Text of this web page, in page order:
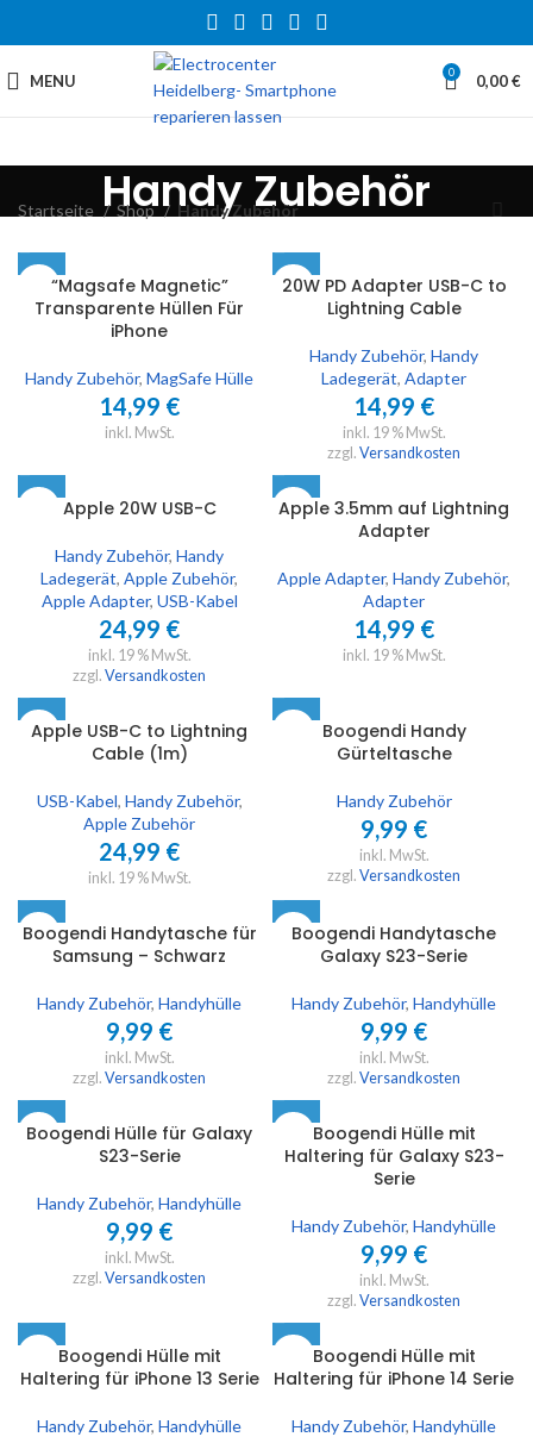
MENU 0 0,00€
Handy Zubehör
Startseite Shop Handy Zubehör
“Magsafe Magnetic”
Transparente Hüllen Für
iPhone
Handy Zubehör, MagSafe Hülle
14,99 €
inkl. MwSt.
20W PD Adapter USB-C to
Lightning Cable
Handy Zubehör, Handy
Ladegerät, Adapter
14,99 €
inkl. 19 % MwSt.
zzgl. Versandkosten
Apple 20W USB-C
Handy Zubehör, Handy
Ladegerät, Apple Zubehör,
Apple Adapter, USB-Kabel
24,99 €
inkl. 19 % MwSt.
zzgl. Versandkosten
Apple 3.5mm auf Lightning
Adapter
Apple Adapter, Handy Zubehör,
Adapter
14,99 €
inkl. 19 % MwSt.
Apple USB-C to Lightning
Cable (1m)
USB-Kabel, Handy Zubehör,
Apple Zubehör
24,99 €
inkl. 19 % MwSt.
Boogendi Handy
Gürteltasche
Handy Zubehör
9,99 €
inkl. MwSt.
zzgl. Versandkosten
Boogendi Handytasche für
Samsung – Schwarz
Handy Zubehör, Handyhülle
9,99 €
inkl. MwSt.
zzgl. Versandkosten
Boogendi Handytasche
Galaxy S23-Serie
Handy Zubehör, Handyhülle
9,99 €
inkl. MwSt.
zzgl. Versandkosten
Boogendi Hülle für Galaxy
S23-Serie
Handy Zubehör, Handyhülle
9,99 €
inkl. MwSt.
zzgl. Versandkosten
Boogendi Hülle mit
Haltering für Galaxy S23-
Serie
Handy Zubehör, Handyhülle
9,99 €
inkl. MwSt.
zzgl. Versandkosten
Boogendi Hülle mit
Haltering für iPhone 13 Serie
Handy Zubehör, Handyhülle
Boogendi Hülle mit
Haltering für iPhone 14 Serie
Handy Zubehör, Handyhülle